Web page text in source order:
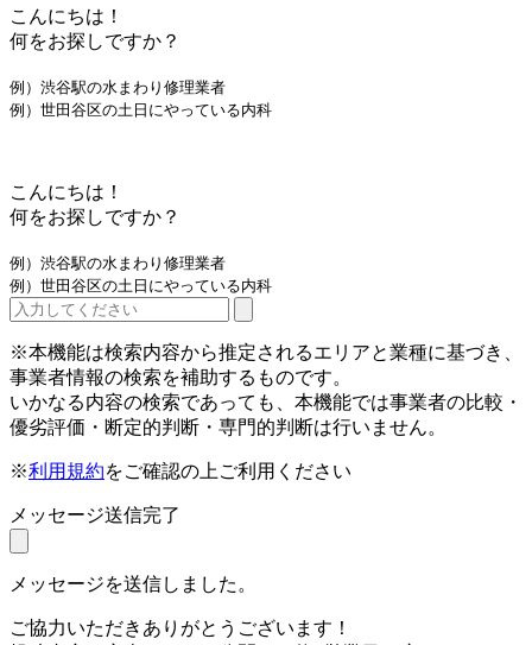
こんにちは！
何をお探しですか？
例）渋谷駅の水まわり修理業者
例）世田谷区の土日にやっている内科
こんにちは！
何をお探しですか？
例）渋谷駅の水まわり修理業者
例）世田谷区の土日にやっている内科
※本機能は検索内容から推定されるエリアと業種に基づき、
事業者情報の検索を補助するものです。
いかなる内容の検索であっても、本機能では事業者の比較・
優劣評価・断定的判断・専門的判断は行いません。
※利用規約をご確認の上ご利用ください
メッセージ送信完了
メッセージを送信しました。
ご協力いただきありがとうございます！